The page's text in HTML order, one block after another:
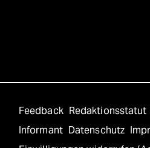
Feedback Redaktionsstatut
Informant Datenschutz